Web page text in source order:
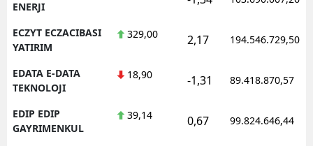
ENERJI
ECZYT ECZACIBASI
YATIRIM
329,00 2,17 194.546.729,50
EDATA E-DATA
TEKNOLOJI
18,90 -1,31 89.418.870,57
EDIP EDIP
GAYRIMENKUL
39,14 0,67 99.824.646,44